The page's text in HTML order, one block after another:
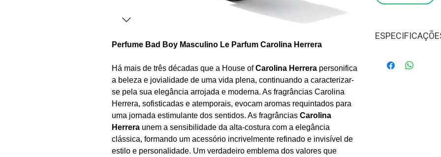
Perfume Bad Boy Masculino Le Parfum Carolina Herrera
Há mais de três décadas que a House ofCarolina Herrera personifica
a beleza e jovialidade de uma vida plena, continuando a caracterizar-
se pela sua elegância arrojada e moderna. As fragrâncias Carolina
Herrera, sofisticadas e atemporais, evocam aromas requintados para
uma jornada estimulante dos sentidos. As fragrâncias Carolina
Herrera unem a sensibilidade da alta-costura com a elegância
clássica, formando um acessório incrivelmente refinado e invisível de
estilo e personalidade. Um verdadeiro emblema dos valores que
Concentração: